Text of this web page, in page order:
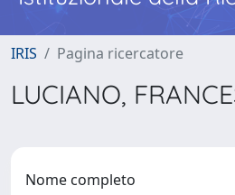
IRIS Pagina ricercatore
LUCIANO,
Nome completo